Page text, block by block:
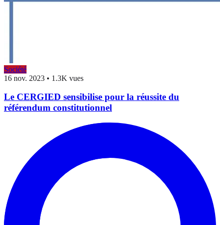
Société
16 nov. 2023 • 1.3K vues
Le CERGIED sensibilise pour la réussite du
référendum constitutionnel